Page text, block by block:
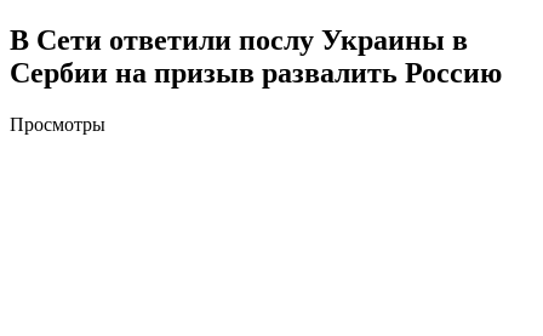
В Сети ответили послу Украины в
Сербии на призыв развалить Россию
Просмотры